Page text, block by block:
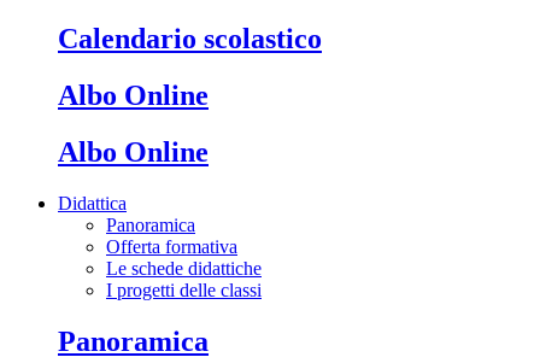
Calendario scolastico
Albo Online
Albo Online
Didattica
Panoramica
Offerta formativa
Le schede didattiche
I progetti delle classi
Panoramica